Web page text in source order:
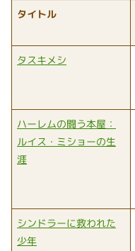
タイトル
タスキメシ
ハーレムの闘う本屋：
ルイス・ミショーの生
涯
シンドラーに救われた
少年